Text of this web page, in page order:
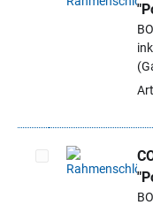
Artikel auswählen
Artikel auswählen